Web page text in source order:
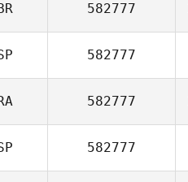
582777
582777
582777
582777